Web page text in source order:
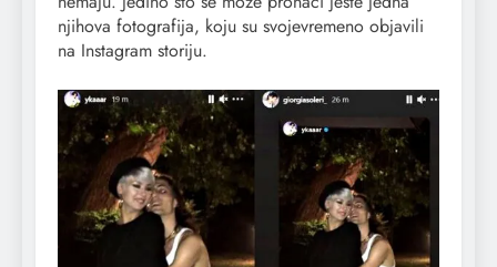
njihova fotografija, koju su svojevremeno objavili
na Instagram storiju.